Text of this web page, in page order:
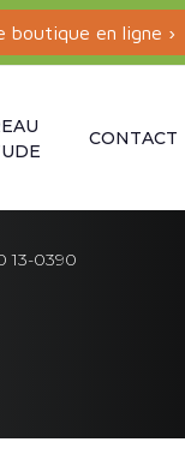
boutique en ligne ›
CONTACT
13-0390